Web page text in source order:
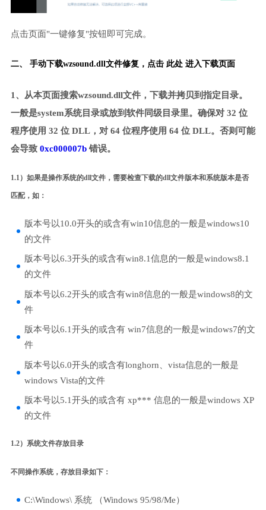
点击页面"一键修复"按钮即可完成。
二、 手动下载wzsound.dll文件修复， 点击 此处 进入下载页面
1、从本页面搜索wzsound.dll文件，下载并拷贝到指定目录。
一般是system系统目录或放到软件同级目录里。确保对 32 位
程序使用 32 位 DLL，对 64 位程序使用 64 位 DLL。否则可能
会导致 0xc000007b错误。
1.1）如果是操作系统的dll文件，需要检查下载的dll文件版本和系统版本是否
匹配，如：
版本号以10.0开头的或含有win10信息的一般是windows10
的文件
版本号以6.3开头的或含有win8.1信息的一般是windows8.1
的文件
版本号以6.2开头的或含有win8信息的一般是windows8的文
件
版本号以6.1开头的或含有 win7信息的一般是windows7的文
件
版本号以6.0开头的或含有longhorn、vista信息的一般是
windows Vista的文件
版本号以5.1开头的或含有 xp*** 信息的一般是windows XP
的文件
1.2）系统文件存放目录
不同操作系统，存放目录如下：
C:\Windows\ 系统 （Windows 95/98/Me）